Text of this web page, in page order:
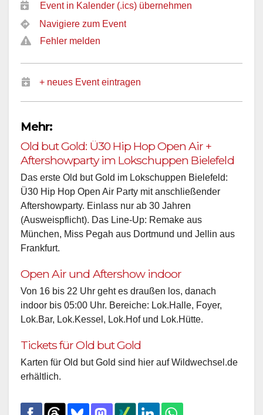
Event in Kalender (.ics) übernehmen
Navigiere zum Event
Fehler melden
+ neues Event eintragen
Mehr:
Old but Gold: Ü30 Hip Hop Open Air +
Aftershowparty im Lokschuppen Bielefeld
Das erste Old but Gold im Lokschuppen Bielefeld:
Ü30 Hip Hop Open Air Party mit anschließender
Aftershowparty. Einlass nur ab 30 Jahren
(Ausweispflicht). Das Line-Up: Remake aus
München, Miss Pegah aus Dortmund und Jellin aus
Frankfurt.
Open Air und Aftershow indoor
Von 16 bis 22 Uhr geht es draußen los, danach
indoor bis 05:00 Uhr. Bereiche: Lok.Halle, Foyer,
Lok.Bar, Lok.Kessel, Lok.Hof und Lok.Hütte.
Tickets für Old but Gold
Karten für Old but Gold sind hier auf Wildwechsel.de
erhältlich.